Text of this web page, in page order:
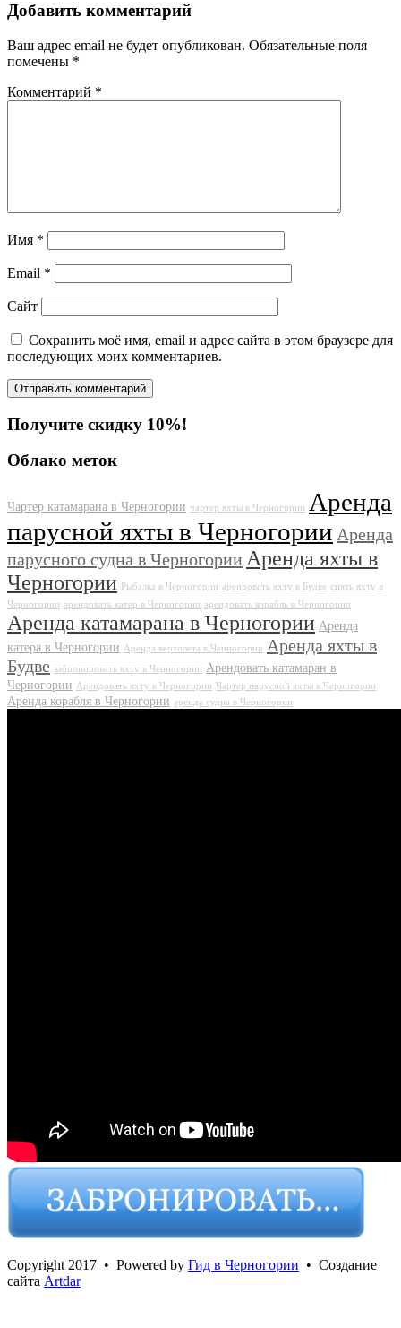
Добавить комментарий
Ваш адрес email не будет опубликован. Обязательные поля
помечены *
Комментарий *
Имя *
Email *
Сайт
Сохранить моё имя, email и адрес сайта в этом браузере для
последующих моих комментариев.
Получите скидку 10%!
Облако меток
Чартер катамарана в Черногории чартер яхты в Черногории
Аренда
парусной яхты в Черногории Аренда
парусного судна в Черногории Аренда яхты в
Черногории
Рыбалка в Черногории арендовать яхту в Будве снять яхту в
Черногории арендовать катер в Черногории арендовать корабль в Черногории
Аренда катамарана в Черногории Аренда
катера в Черногории Аренда вертолета в Черногории
Аренда яхты в
Будве забронировать яхту в Черногории Арендовать катамаран в
Черногории Арендовать яхту в Черногории Чартер парусной яхты в Черногории
Аренда корабля в Черногории аренда судна в Черногории
Сopyright 2017 • Powered by Гид в Черногории • Создание
сайта Artdar